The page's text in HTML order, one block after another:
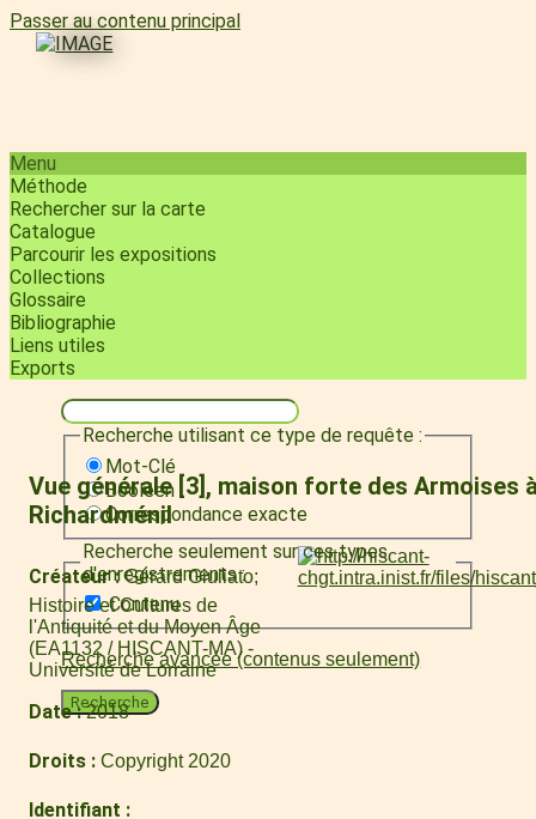
Passer au contenu principal
Menu
Méthode
Rechercher sur la carte
Catalogue
Parcourir les expositions
Collections
Glossaire
Bibliographie
Liens utiles
Exports
Recherche utilisant ce type de requête :
Mot-Clé
Booléen
Correspondance exacte
Recherche seulement sur ces types
d'enregistrements :
Contenu
Recherche avancée (contenus seulement)
Recherche
Vue générale [3], maison forte des Armoises
Richardménil
Créateur
Gérard Giuliato
Histoire et Cultures de
l'Antiquité et du Moyen Âge
(EA1132 / HISCANT-MA) -
Université de Lorraine
Date 2018
Droits Copyright 2020
Identifiant